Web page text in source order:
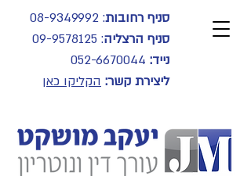
סניף רחובות:
08-9349992
סניף הרצליה:
09-9578125
נייד: 052-6670044
ליצירת קשר: הקליקו כאן